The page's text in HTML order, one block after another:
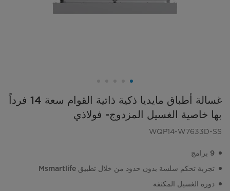
غسالة أطباق مايديا ذكية ذاتية القوام سعة 14 فرداً
بها خاصية الغسيل المزدوج- فولاذي
WQP14-W7633D-SS
9 برامج
تجربة تحكم سلسة بدون حدود من خلال تطبيق Msmartlife
دورة الغسيل المكثفة